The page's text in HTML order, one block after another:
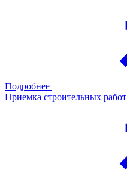
Подробнее
Приемка строительных работ